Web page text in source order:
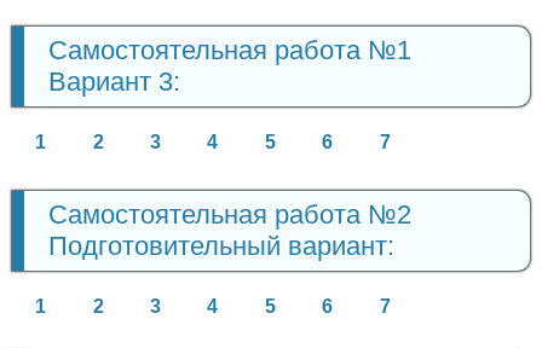
Самостоятельная работа №1
Вариант 3:
1 2 3 4 5 6 7
Самостоятельная работа №2
Подготовительный вариант:
1 2 3 4 5 6 7